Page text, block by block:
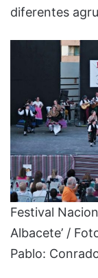
diferentes
Festival
Albacete’ /
Pablo: